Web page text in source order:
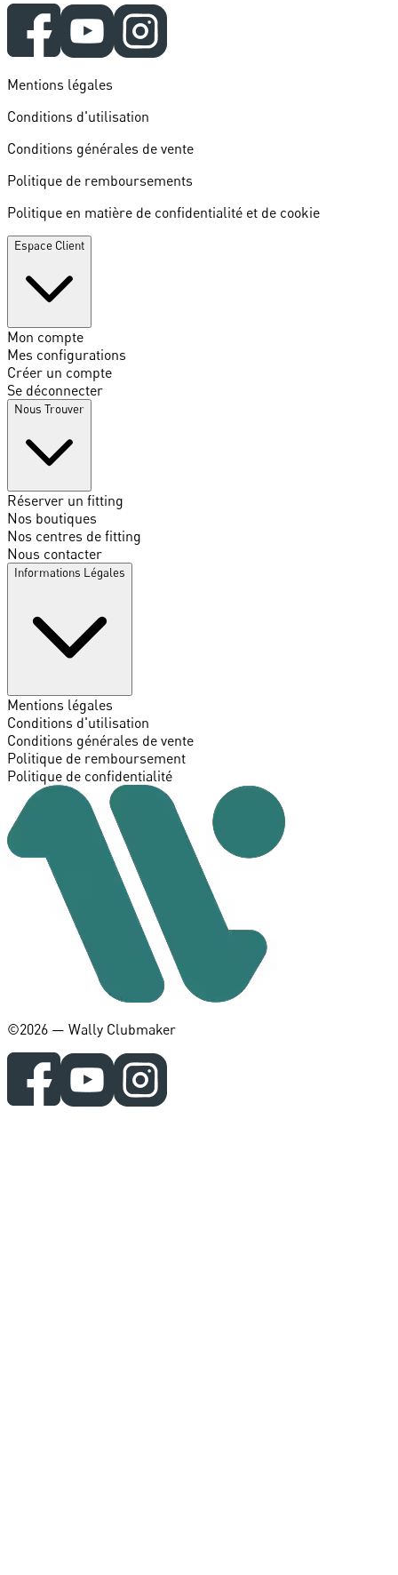
Mentions légales
Conditions d'utilisation
Conditions générales de vente
Politique de remboursements
Politique en matière de confidentialité et de cookie
Espace Client
Mon compte
Mes configurations
Créer un compte
Se déconnecter
Nous Trouver
Réserver un fitting
Nos boutiques
Nos centres de fitting
Nous contacter
Informations Légales
Mentions légales
Conditions d'utilisation
Conditions générales de vente
Politique de remboursement
Politique de confidentialité
©️2026 — Wally Clubmaker